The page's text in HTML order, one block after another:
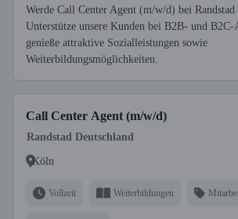
Werde Call Center Agent (m/w/d) bei
Unterstütze unsere Kunden bei B2B- und B2C-
genieße attraktive Sozialleistungen sowie
Weiterbildungsmöglichkeiten.
Call Center Agent (m/w/d)
Randstad Deutschland
Köln
Vollzeit Weiterbildungen